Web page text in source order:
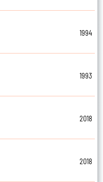
1994
1993
2018
2018